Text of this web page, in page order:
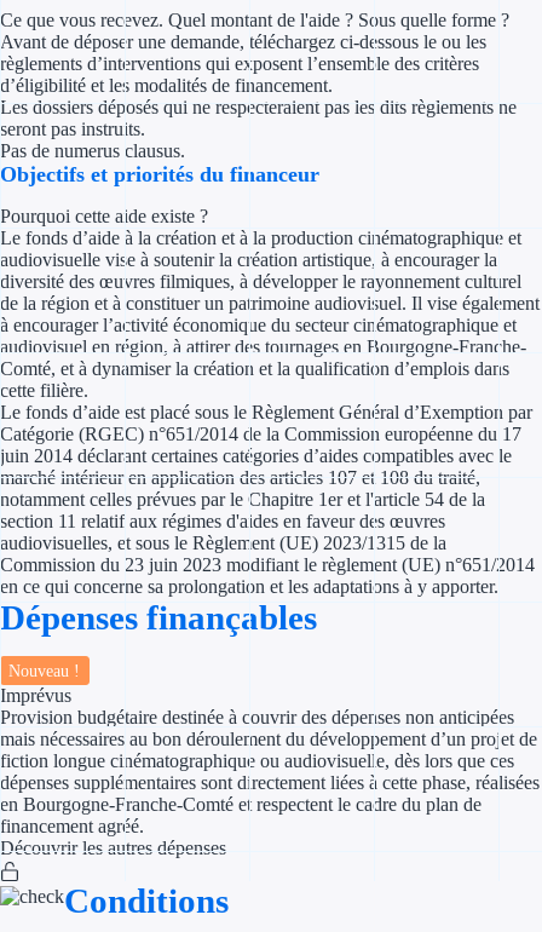
Investir dans
Aides Fiscales et
Exonération
Aides Urssaf
Prêts publics
Prêt
Appel à projet
Avance
Garantie
Aides par
Aides
Aides
Ce que vous recevez. Quel montant de l'aide ? Sous quelle forme ?
Avant de déposer une demande, téléchargez ci-dessous le ou les
règlements d’interventions qui exposent l’ensemble des critères
d’éligibilité et les modalités de financement.
Les dossiers déposés qui ne respecteraient pas les dits règlements ne
seront pas instruits.
Pas de numerus clausus.
Objectifs et priorités du financeur
Pourquoi cette aide existe ?
Le fonds d’aide à la création et à la production cinématographique et
audiovisuelle vise à soutenir la création artistique, à encourager la
diversité des œuvres filmiques, à développer le rayonnement culturel
de la région et à constituer un patrimoine audiovisuel. Il vise également
à encourager l’activité économique du secteur cinématographique et
audiovisuel en région, à attirer des tournages en Bourgogne-Franche-
Comté, et à dynamiser la création et la qualification d’emplois dans
cette filière.
Le fonds d’aide est placé sous le Règlement Général d’Exemption par
Catégorie (RGEC) n°651/2014 de la Commission européenne du 17
juin 2014 déclarant certaines catégories d’aides compatibles avec le
marché intérieur en application des articles 107 et 108 du traité,
notamment celles prévues par le Chapitre 1er et l'article 54 de la
section 11 relatif aux régimes d'aides en faveur des œuvres
audiovisuelles, et sous le Règlement (UE) 2023/1315 de la
Commission du 23 juin 2023 modifiant le règlement (UE) n°651/2014
en ce qui concerne sa prolongation et les adaptations à y apporter.
Dépenses finançables
Nouveau !
Imprévus
Provision budgétaire destinée à couvrir des dépenses non anticipées
mais nécessaires au bon déroulement du développement d’un projet de
fiction longue cinématographique ou audiovisuelle, dès lors que ces
dépenses supplémentaires sont directement liées à cette phase, réalisées
en Bourgogne-Franche-Comté et respectent le cadre du plan de
financement agréé.
Découvrir les autres dépenses
Conditions